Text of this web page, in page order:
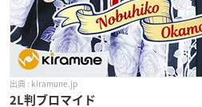
kiramune.jp
2L判ブロマイド